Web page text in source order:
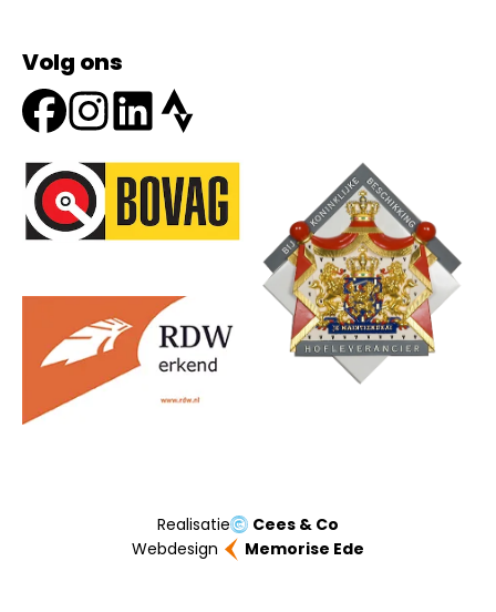
Volg ons
Onze partners
Realisatie
Cees & Co
Webdesign
Memorise Ede